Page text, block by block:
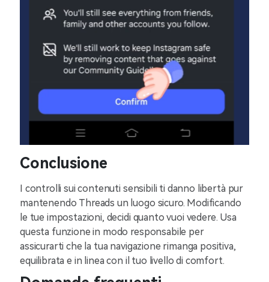
Conclusione
I controlli sui contenuti sensibili ti danno libertà pur
mantenendo Threads un luogo sicuro. Modificando
le tue impostazioni, decidi quanto vuoi vedere. Usa
questa funzione in modo responsabile per
assicurarti che la tua navigazione rimanga positiva,
equilibrata e in linea con il tuo livello di comfort.